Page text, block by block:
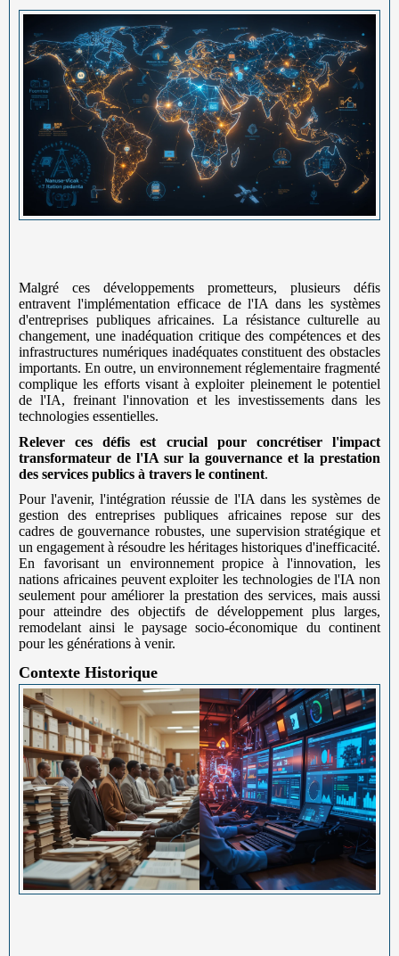
Malgré ces développements prometteurs, plusieurs défis
entravent l'implémentation efficace de l'IA dans les systèmes
d'entreprises publiques africaines. La résistance culturelle au
changement, une inadéquation critique des compétences et des
infrastructures numériques inadéquates constituent des obstacles
importants. En outre, un environnement réglementaire fragmenté
complique les efforts visant à exploiter pleinement le potentiel
de l'IA, freinant l'innovation et les investissements dans les
technologies essentielles.
Relever ces défis est crucial pour concrétiser l'impact
transformateur de l'IA sur la gouvernance et la prestation
des services publics à travers le continent.
Pour l'avenir, l'intégration réussie de l'IA dans les systèmes de
gestion des entreprises publiques africaines repose sur des
cadres de gouvernance robustes, une supervision stratégique et
un engagement à résoudre les héritages historiques d'inefficacité.
En favorisant un environnement propice à l'innovation, les
nations africaines peuvent exploiter les technologies de l'IA non
seulement pour améliorer la prestation des services, mais aussi
pour atteindre des objectifs de développement plus larges,
remodelant ainsi le paysage socio-économique du continent
pour les générations à venir.
Contexte Historique